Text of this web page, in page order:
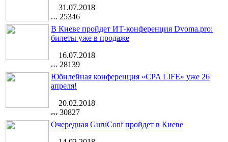
31.07.2018
25346
В Киеве пройдет ИТ-конференция Dvoma.pro:
билеты уже в продаже
16.07.2018
28139
Юбилейная конференция «CPA LIFE» уже 26
апреля!
20.02.2018
30827
Очередная GuruConf пройдет в Киеве